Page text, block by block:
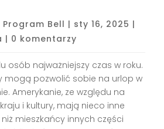
Program Bell | sty 16, 2025 |
| 0 komentarzy
osób najważniejszy czas w roku.
mogą pozwolić sobie na urlop w
Amerykanie, ze względu na
i kultury, mają nieco inne
mieszkańcy innych części